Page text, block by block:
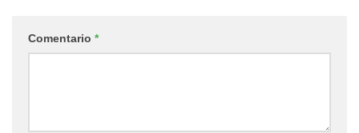
Comentario *